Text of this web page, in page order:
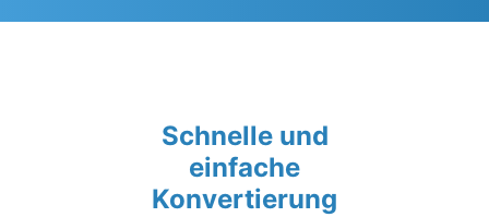
Schnelle und
einfache
Konvertierung